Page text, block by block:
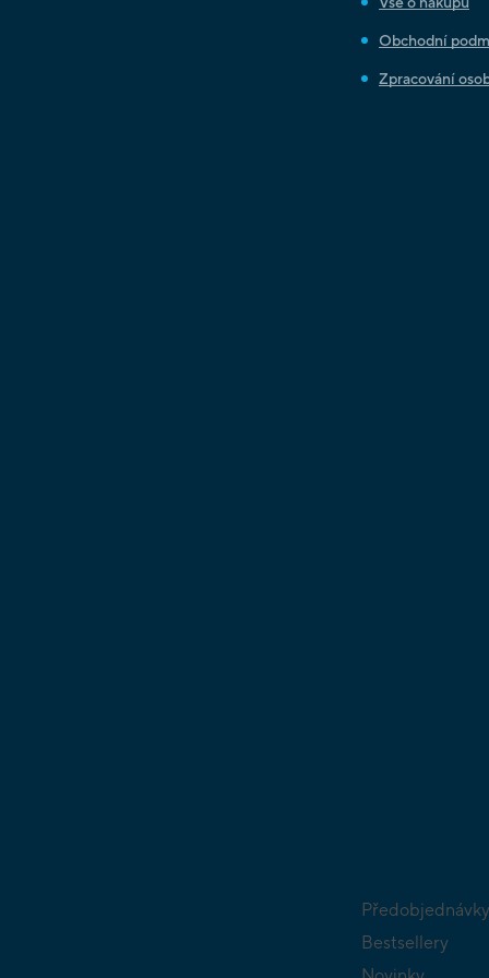
Obchodní
Zpracování
Předobjednávky
Bestsellery